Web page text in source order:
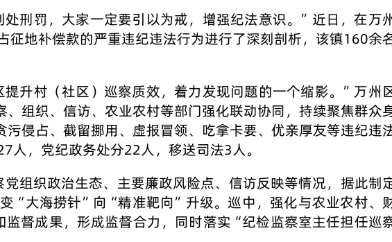
刑罚，大家一定要引以为戒，增强纪法意识。”近日，在万
地补偿款的严重违纪违法行为进行了深刻剖析，该镇160余
升村（社区）巡察质效，着力发现问题的一个缩影。”万州
组织、信访、农业农村等部门强化联动协同，持续聚焦群众
侵占、截留挪用、虚报冒领、吃拿卡要、优亲厚友等违纪违
，党纪政务处分22人，移送司法3人。
组织政治生态、主要廉政风险点、信访反映等情况，据此制
“大海捞针”向“精准靶向”升级。巡中，强化与农业农村、
督成果，形成监督合力，同时落实“纪检监察室主任担任巡